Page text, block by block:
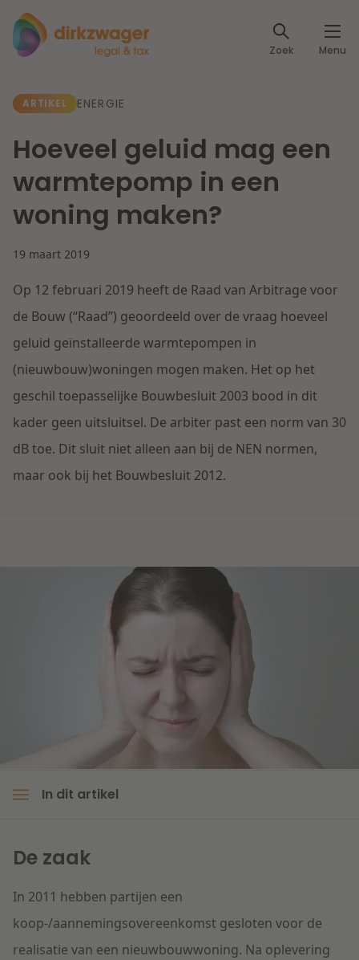
Zoek Menu
Expertises
Fiscaal
Arbeid & Pensioen
IE & Innovatie
Herstructurering & Insolventie
Energie
Zorg & Sociaal domein
Overheid & Omgeving
Aanbesteding & Mededinging
Aansprakelijkheid & Verzekering
Onderwijs
Dichtbij een toekomstbestendige zorg
Lees meer
Dichtbij de kansen en uitdagingen in de
Dichtbij de wendbare onderneming
Artikelen
Klantcases
Events
Specialisten
Over Dirkzwager
Internationale partners
Nieuws
Werken bij
Contact
Nederlands
ARTIKEL ENERGIE
Hoeveel geluid mag een
warmtepomp in een
woning maken?
19 maart 2019
Op 12 februari 2019 heeft de Raad van Arbitrage voor
de Bouw (“Raad”) geoordeeld over de vraag hoeveel
geluid geïnstalleerde warmtepompen in
(nieuwbouw)woningen mogen maken. Het op het
geschil toepasselijke Bouwbesluit 2003 bood in dit
kader geen uitsluitsel. De arbiter past een norm van 30
dB toe. Dit sluit niet alleen aan bij de NEN normen,
maar ook bij het Bouwbesluit 2012.
In dit artikel
De zaak
In 2011 hebben partijen een
koop-/aannemingsovereenkomst gesloten voor de
realisatie van een nieuwbouwwoning. Na oplevering